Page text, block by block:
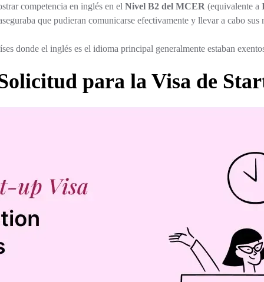
competencia en inglés en el Nivel B2 del MCER (equivalente a
que pudieran comunicarse efectivamente y llevar a cabo
donde el inglés es el idioma principal generalmente estaban
para la Visa de